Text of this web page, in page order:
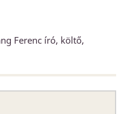
Ferenc író, költő,